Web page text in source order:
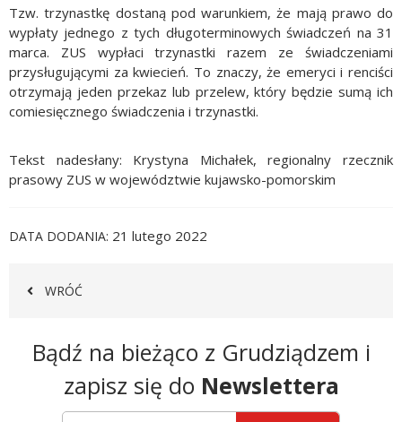
Tzw. trzynastkę dostaną pod warunkiem, że mają prawo do
wypłaty jednego z tych długoterminowych świadczeń na 31
marca. ZUS wypłaci trzynastki razem ze świadczeniami
przysługującymi za kwiecień. To znaczy, że emeryci i renciści
otrzymają jeden przekaz lub przelew, który będzie sumą ich
comiesięcznego świadczenia i trzynastki.
Tekst nadesłany: Krystyna Michałek, regionalny rzecznik
prasowy ZUS w województwie kujawsko-pomorskim
DATA DODANIA 21 lutego 2022
WRÓĆ
Newsletter
Bądź na bieżąco z Grudziądzem i
zapisz się do Newslettera